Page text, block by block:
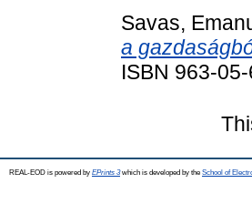
Savas,
a
ISBN 963-
REAL-EOD is powered by EPrints 3which is developed by the School of